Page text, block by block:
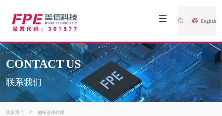
English
CONTACT US
联系我们
联系我们 > 诚招全球代理